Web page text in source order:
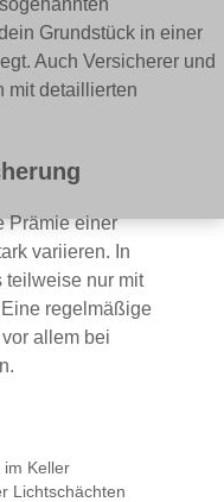
Grundstück in einer
Auch Versicherer und
mit detaillierten
Prämie einer
variieren. In
teilweise nur mit
regelmäßige
allem bei
im Keller
Lichtschächten